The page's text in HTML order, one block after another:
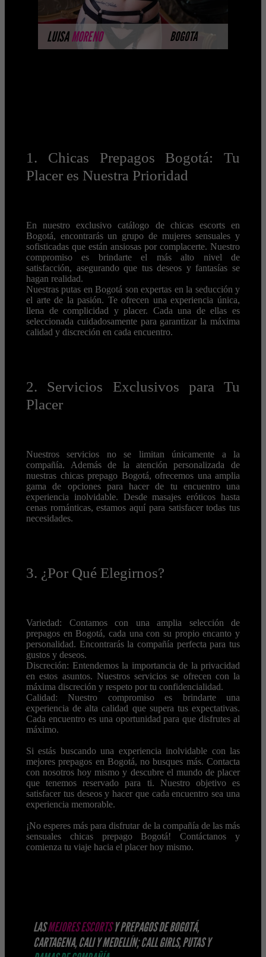
LUISAMORENO BOGOTA
MÁS INFORMACIÓN
1. Chicas Prepagos Bogotá: Tu
Placer es Nuestra Prioridad
En nuestro exclusivo catálogo de chicas escorts en
Bogotá, encontrarás un grupo de mujeres sensuales y
sofisticadas que están ansiosas por complacerte. Nuestro
compromiso es brindarte el más alto nivel de
satisfacción, asegurando que tus deseos y fantasías se
hagan realidad.
Nuestras putas en Bogotá son expertas en la seducción y
el arte de la pasión. Te ofrecen una experiencia única,
llena de complicidad y placer. Cada una de ellas es
seleccionada cuidadosamente para garantizar la máxima
calidad y discreción en cada encuentro.
2. Servicios Exclusivos para Tu
Placer
Nuestros servicios no se limitan únicamente a la
compañía. Además de la atención personalizada de
nuestras chicas prepago Bogotá, ofrecemos una amplia
gama de opciones para hacer de tu encuentro una
experiencia inolvidable. Desde masajes eróticos hasta
cenas románticas, estamos aquí para satisfacer todas tus
necesidades.
3. ¿Por Qué Elegirnos?
Variedad: Contamos con una amplia selección de
prepagos en Bogotá, cada una con su propio encanto y
personalidad. Encontrarás la compañía perfecta para tus
gustos y deseos.
Discreción: Entendemos la importancia de la privacidad
en estos asuntos. Nuestros servicios se ofrecen con la
máxima discreción y respeto por tu confidencialidad.
Calidad: Nuestro compromiso es brindarte una
experiencia de alta calidad que supera tus expectativas.
Cada encuentro es una oportunidad para que disfrutes al
máximo.
Si estás buscando una experiencia inolvidable con las
mejores prepagos en Bogotá, no busques más. Contacta
con nosotros hoy mismo y descubre el mundo de placer
que tenemos reservado para ti. Nuestro objetivo es
satisfacer tus deseos y hacer que cada encuentro sea una
experiencia memorable.
¡No esperes más para disfrutar de la compañía de las más
sensuales chicas prepago Bogotá! Contáctanos y
comienza tu viaje hacia el placer hoy mismo.
LASMEJORES ESCORTSY PREPAGOS DE BOGOTÁ,
CARTAGENA, CALI Y MEDELLÍN; CALL GIRLS, PUTAS Y